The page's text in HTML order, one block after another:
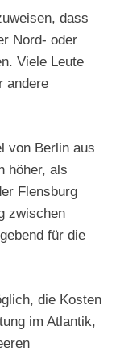
dass
Nord- oder
Viele Leute
andere
von Berlin aus
höher, als
Flensburg
zwischen
für die
die Kosten
im Atlantik,